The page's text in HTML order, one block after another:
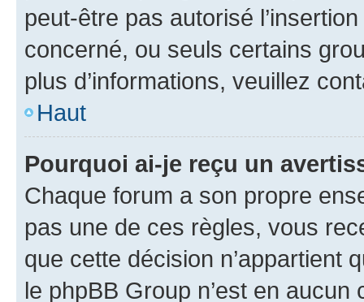
peut-être pas autorisé
concerné, ou seuls certains
plus d’informations, veuillez
Haut
Pourquoi ai-je reçu un
Chaque forum a son propre
pas une de ces règles, vous
que cette décision n’appartient
le phpBB Group n’est en